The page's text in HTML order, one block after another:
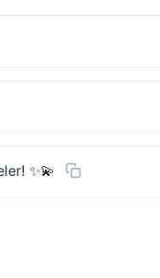
✨💫